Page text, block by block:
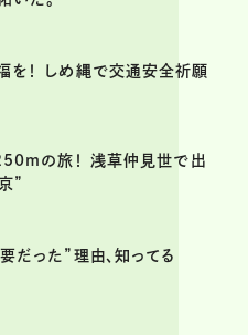
を！ しめ縄で交通安全祈願
の旅！ 浅草仲見世で出
”
だった”理由、知ってる